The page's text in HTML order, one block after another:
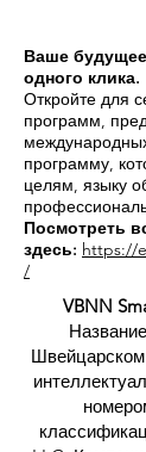
Ваше
одного клика.
Откройте для
программ,
программу,
целям, языку
Посмотреть
здесь: https://
VBNN